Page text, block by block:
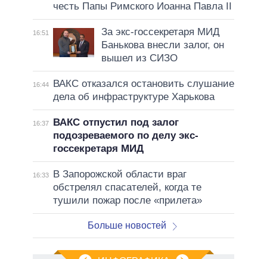
честь Папы Римского Иоанна Павла II
16:51
За экс-госсекретаря МИД
Банькова внесли залог, он
вышел из СИЗО
16:44
ВАКС отказался остановить слушание
дела об инфраструктуре Харькова
16:37
ВАКС отпустил под залог
подозреваемого по делу экс-
госсекретаря МИД
16:33
В Запорожской области враг
обстрелял спасателей, когда те
тушили пожар после «прилета»
Больше новостей